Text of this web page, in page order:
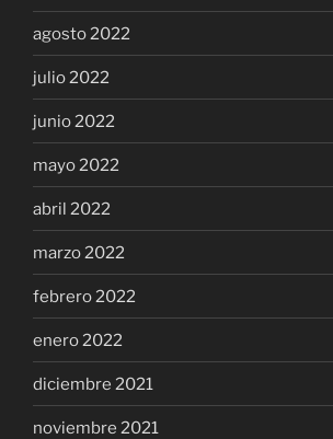
agosto 2022
julio 2022
junio 2022
mayo 2022
abril 2022
marzo 2022
febrero 2022
enero 2022
diciembre 2021
noviembre 2021